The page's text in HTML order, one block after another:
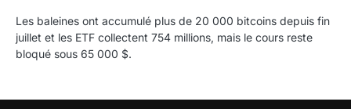
Les baleines ont accumulé plus de 20 000 bitcoins depuis fin
juillet et les ETF collectent 754 millions, mais le cours reste
bloqué sous 65 000 $.